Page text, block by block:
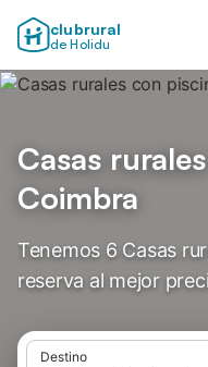
clubrural
de Holidu
Casas
Coimbra
Tenemos 6 Casas
reserva al mejor
Destino